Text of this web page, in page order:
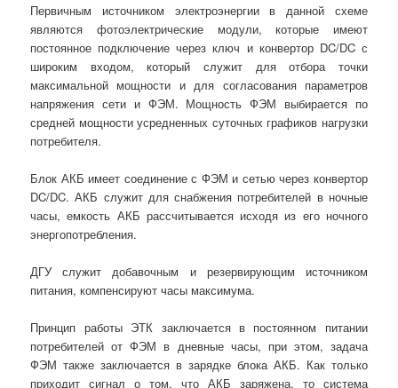
Первичным источником электроэнергии в данной схеме
являются фотоэлектрические модули, которые имеют
постоянное подключение через ключ и конвертор DC/DC с
широким входом, который служит для отбора точки
максимальной мощности и для согласования параметров
напряжения сети и ФЭМ. Мощность ФЭМ выбирается по
средней мощности усредненных суточных графиков нагрузки
потребителя.
Блок АКБ имеет соединение с ФЭМ и сетью через конвертор
DC/DC. АКБ служит для снабжения потребителей в ночные
часы, емкость АКБ рассчитывается исходя из его ночного
энергопотребления.
ДГУ служит добавочным и резервирующим источником
питания, компенсируют часы максимума.
Принцип работы ЭТК заключается в постоянном питании
потребителей от ФЭМ в дневные часы, при этом, задача
ФЭМ также заключается в зарядке блока АКБ. Как только
приходит сигнал о том, что АКБ заряжена, то система